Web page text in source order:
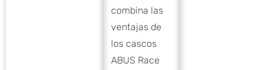
combina las
ventajas de
los cascos
ABUS Race